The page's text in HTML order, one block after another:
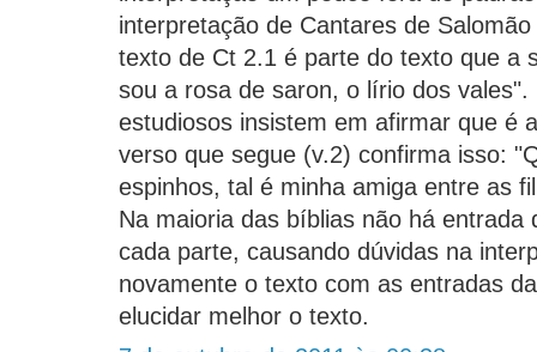
interpretação de Cantares de
texto de Ct 2.1 é parte do texto que a
sou a rosa de saron, o lírio dos vales".
estudiosos insistem em afirmar que é
verso que segue (v.2) confirma isso:
espinhos, tal é minha amiga entre as
Na maioria das bíblias não há entrada
cada parte, causando dúvidas na
novamente o texto com as entradas
elucidar melhor o texto.